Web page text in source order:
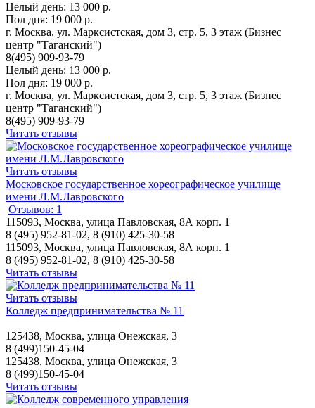
Целый день: 13 000 р.
Пол дня: 19 000 р.
г. Москва, ул. Марксистская, дом 3, стр. 5, 3 этаж (Бизнес
центр "Таганский")
8(495) 909-93-79
Целый день: 13 000 р.
Пол дня: 19 000 р.
г. Москва, ул. Марксистская, дом 3, стр. 5, 3 этаж (Бизнес
центр "Таганский")
8(495) 909-93-79
Читать отзывы
Читать отзывы
Московское государственное хореографическое училище
имени Л.М.Лавровского
Отзывов: 1
115093, Москва, улица Павловская, 8А корп. 1
8 (495) 952-81-02, 8 (910) 425-30-58
115093, Москва, улица Павловская, 8А корп. 1
8 (495) 952-81-02, 8 (910) 425-30-58
Читать отзывы
Читать отзывы
Колледж предпринимательства № 11
125438, Москва, улица Онежская, 3
8 (499)150-45-04
125438, Москва, улица Онежская, 3
8 (499)150-45-04
Читать отзывы